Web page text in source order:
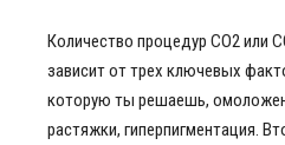
Количество процедур СО2 или
зависит от трех ключевых
которую ты решаешь,
растяжки, гиперпигментация.